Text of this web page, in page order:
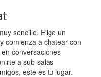
sencillo. Elige un
comienza a chatear con
conversaciones
a sub-salas
este es tu lugar.